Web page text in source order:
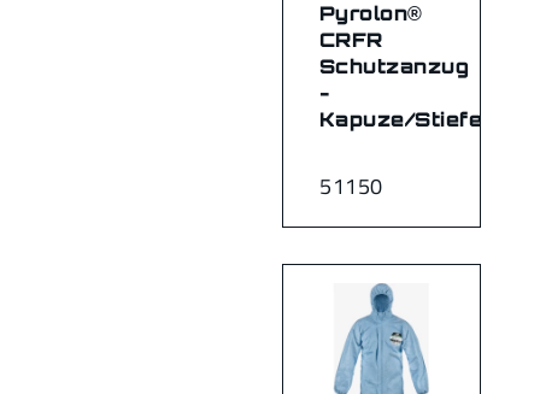
51150
Pyrolon®
CRFR
Schutzanzug
-
Kapuze/Stiefel